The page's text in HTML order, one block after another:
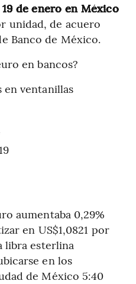
de enero en México
unidad, de acuero
Banco de México.
en bancos?
en ventanillas
aumentaba 0,29%
en US$1,0821 por
libra esterlina
en los
de México 5:40